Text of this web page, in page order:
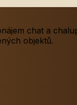
chat a
objektů.